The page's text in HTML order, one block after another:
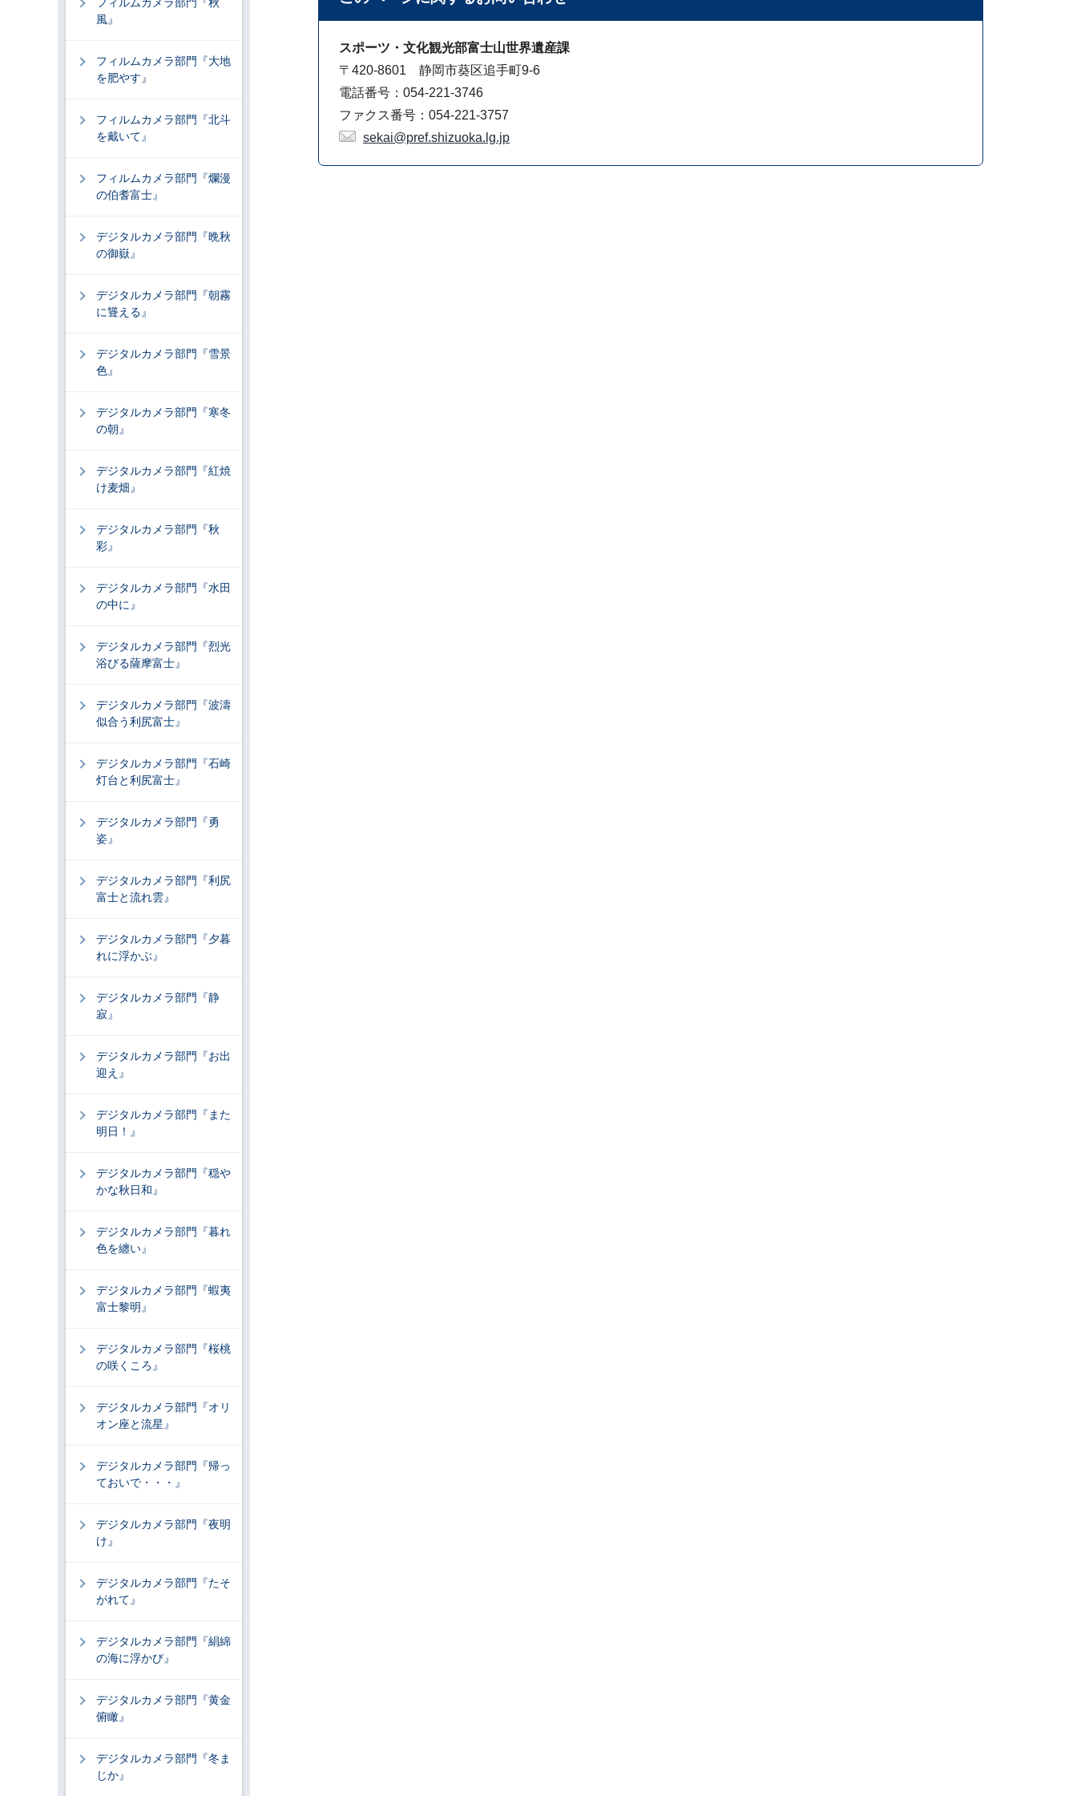
スポーツ・文化観光部富士山世界遺産課
〒420-8601 静岡市葵区追手町9-6
電話番号：054-221-3746
ファクス番号：054-221-3757
sekai@pref.shizuoka.lg.jp
風』
フィルムカメラ部門『大地
を肥やす』
フィルムカメラ部門『北斗
を戴いて』
フィルムカメラ部門『爛漫
の伯耆富士』
デジタルカメラ部門『晩秋
の御嶽』
デジタルカメラ部門『朝霧
に聳える』
デジタルカメラ部門『雪景
色』
デジタルカメラ部門『寒冬
の朝』
デジタルカメラ部門『紅焼
け麦畑』
デジタルカメラ部門『秋
彩』
デジタルカメラ部門『水田
の中に』
デジタルカメラ部門『烈光
浴びる薩摩富士』
デジタルカメラ部門『波濤
似合う利尻富士』
デジタルカメラ部門『石崎
灯台と利尻富士』
デジタルカメラ部門『勇
姿』
デジタルカメラ部門『利尻
富士と流れ雲』
デジタルカメラ部門『夕暮
れに浮かぶ』
デジタルカメラ部門『静
寂』
デジタルカメラ部門『お出
迎え』
デジタルカメラ部門『また
明日！』
デジタルカメラ部門『穏や
かな秋日和』
デジタルカメラ部門『暮れ
色を纏い』
デジタルカメラ部門『蝦夷
富士黎明』
デジタルカメラ部門『桜桃
の咲くころ』
デジタルカメラ部門『オリ
オン座と流星』
デジタルカメラ部門『帰っ
ておいで・・・』
デジタルカメラ部門『夜明
け』
デジタルカメラ部門『たそ
がれて』
デジタルカメラ部門『絹綿
の海に浮かび』
デジタルカメラ部門『黄金
俯瞰』
デジタルカメラ部門『冬ま
じか』